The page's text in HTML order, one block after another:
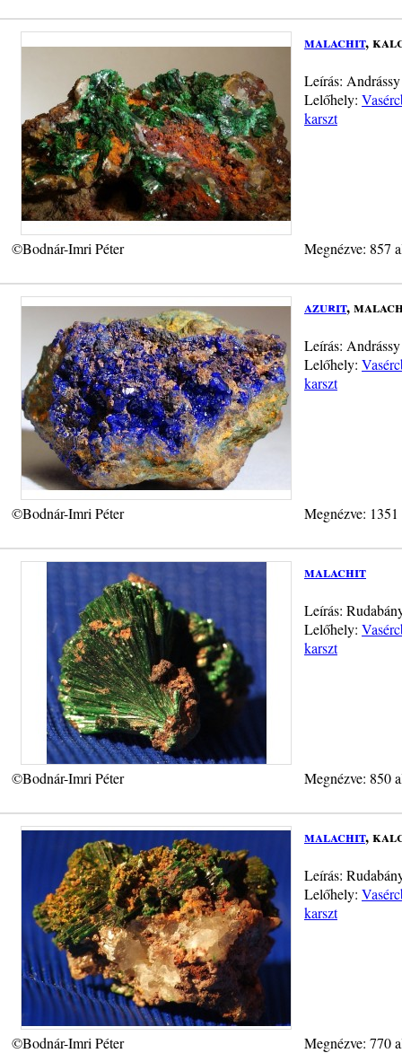
malachit,
Leírás:
Lelőhely:
karszt
©Bodnár-Imri Péter Megnézve: 857
azurit,
Leírás:
Lelőhely:
karszt
©Bodnár-Imri Péter Megnézve:
malachit
Leírás:
Lelőhely:
karszt
©Bodnár-Imri Péter Megnézve: 850
malachit,
Leírás:
Lelőhely:
karszt
©Bodnár-Imri Péter Megnézve: 770